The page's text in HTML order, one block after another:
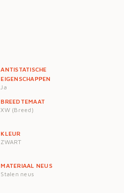
ANTISTATISCHE
EIGENSCHAPPEN
Ja
BREEDTEMAAT
XW (Breed)
KLEUR
ZWART
MATERIAAL NEUS
Stalen neus